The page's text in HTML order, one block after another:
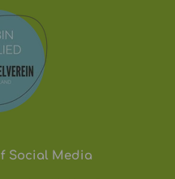
Social Media